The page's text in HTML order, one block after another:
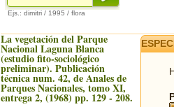
Ejs.: dimitri / 1995 / flora
La vegetación del Parque
Nacional Laguna Blanca
(estudio fito-sociológico
preliminar). Publicación
técnica num. 42, de Anales de
Parques Nacionales, tomo XI,
entrega 2, (1968) pp. 129 - 208.